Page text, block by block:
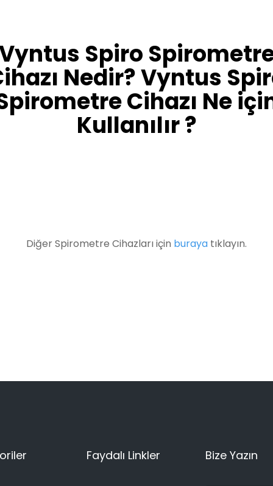
Spiro
Nedir? Vyntus
Cihazı Ne
Kullanılır ?
Diğer Spirometre Cihazları için buraya tıklayın.
Faydalı Linkler Bize Yazın